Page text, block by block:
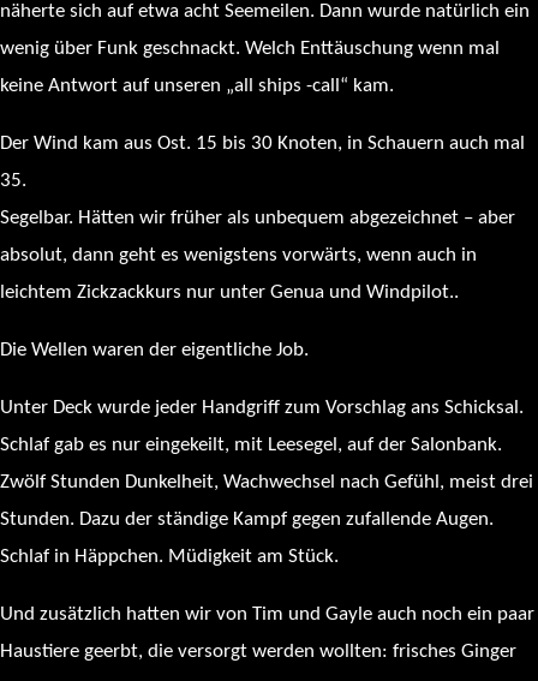
näherte sich auf etwa acht Seemeilen. Dann wurde natürlich ein
wenig über Funk geschnackt. Welch Enttäuschung wenn mal
keine Antwort auf unseren „all ships -call“ kam.
Der Wind kam aus Ost. 15 bis 30 Knoten, in Schauern auch mal
35.
Segelbar. Hätten wir früher als unbequem abgezeichnet – aber
absolut, dann geht es wenigstens vorwärts, wenn auch in
leichtem Zickzackkurs nur unter Genua und Windpilot..
Die Wellen waren der eigentliche Job.
Unter Deck wurde jeder Handgriff zum Vorschlag ans Schicksal.
Schlaf gab es nur eingekeilt, mit Leesegel, auf der Salonbank.
Zwölf Stunden Dunkelheit, Wachwechsel nach Gefühl, meist drei
Stunden. Dazu der ständige Kampf gegen zufallende Augen.
Schlaf in Häppchen. Müdigkeit am Stück.
Und zusätzlich hatten wir von Tim und Gayle auch noch ein paar
Haustiere geerbt, die versorgt werden wollten: frisches Ginger